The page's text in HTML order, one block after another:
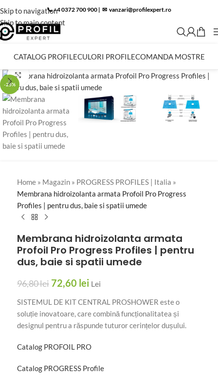
Skip to navigation
Skip to main content
📞 +4 0372 700 900 | ✉︎ vanzari@profilexpert.ro
CATALOG PROFILECULORI PROFILECOMANDA MOSTRE
-25%
Click to enlarge
Home » Magazin » PROGRESS PROFILES | Italia »
Membrana hidroizolanta armata Profoil Pro Progress
Profiles | pentru dus, baie si spatii umede
Membrana hidroizolanta armata
Profoil Pro Progress Profiles | pentru
dus, baie si spatii umede
96,80lei 72,60 lei Lei
SISTEMUL DE KIT CENTRAL PROSHOWER este o
soluție inovatoare, care combină funcționalitatea și
designul pentru a răspunde tuturor cerințelor dușului.
Catalog PROFOIL PRO
Catalog PROGRESS Profile